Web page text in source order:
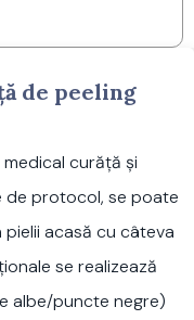
de peeling
curăță și
de protocol, se poate
acasă cu câteva
se realizează
albe/puncte negre)